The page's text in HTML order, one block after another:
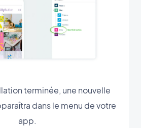
terminée, une nouvelle
dans le menu de votre
app.